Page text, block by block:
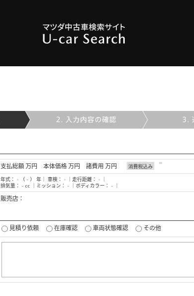
支払総額 万円 本体価格 万円 諸費用 万円 消費税込み
年式： - （ - ） 年｜ 車検： - ｜走行距離： - ｜
排気量： - cc ｜ミッション： - ｜ボディカラー： - ｜
販売店：
見積り依頼 在庫確認 車両状態確認 その他